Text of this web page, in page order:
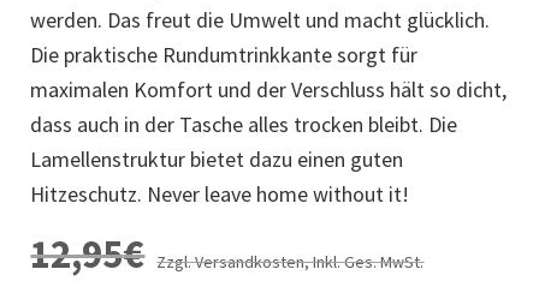
werden. Das freut die Umwelt und macht glücklich.
Die praktische Rundumtrinkkante sorgt für
maximalen Komfort und der Verschluss hält so dicht,
dass auch in der Tasche alles trocken bleibt. Die
Lamellenstruktur bietet dazu einen guten
Hitzeschutz. Never leave home without it!
12,95€ Zzgl. Versandkosten, Inkl. Ges. MwSt.